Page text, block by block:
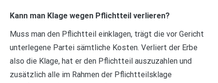
Kann man Klage wegen Pflichtteil verlieren?
Muss man den Pflichtteil einklagen, trägt die vor Gericht
unterlegene Partei sämtliche Kosten. Verliert der Erbe
also die Klage, hat er den Pflichtteil auszuzahlen und
zusätzlich alle im Rahmen der Pflichtteilsklage